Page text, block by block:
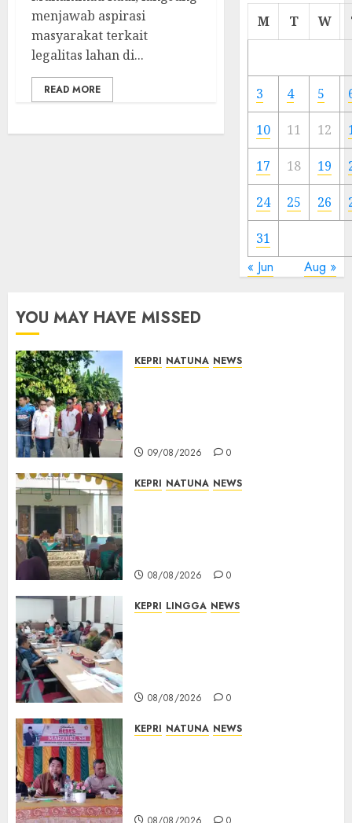
menjawab aspirasi
masyarakat terkait
legalitas lahan di...
READ MORE
Cermin
Ibu
Kota
23/11/
M T W
3 4 5
10 11 12
17 18 19
24 25 26
31
« Jun Aug »
YOU MAY HAVE MISSED
KEPRI NATUNA NEWS
09/08/2026 0
KEPRI NATUNA NEWS
08/08/2026 0
KEPRI LINGGA NEWS
08/08/2026 0
KEPRI NATUNA NEWS